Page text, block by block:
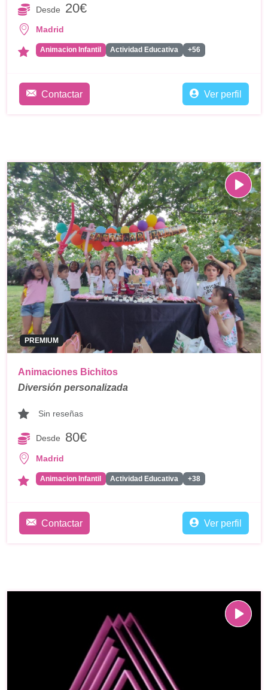
Desde 20€
Madrid
Animacion Infantil Actividad Educativa +56
Contactar Ver perfil
PREMIUM
Animaciones Bichitos
Diversión personalizada
Sin reseñas
Desde 80€
Madrid
Animacion Infantil Actividad Educativa +38
Contactar Ver perfil